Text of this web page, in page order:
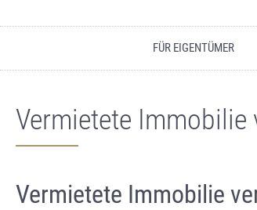
FÜR EIGENTÜMER
Vermietete
Vermietete Immobilie